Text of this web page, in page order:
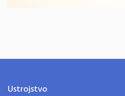
Ustrojstvo